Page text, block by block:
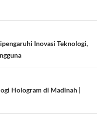
Inovasi Teknologi,
Hologram di Madinah |